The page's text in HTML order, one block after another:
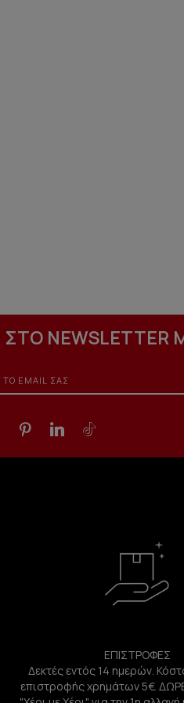
ΣΤΟ NEWSLETTER
ΕΠΙΣΤΡΟΦΕΣ
Δεκτές εντός 14 ημερών.
επιστροφής χρημάτων 5€.